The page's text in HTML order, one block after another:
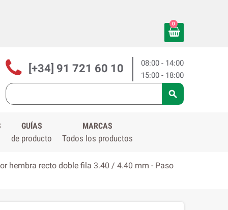
0
08:00 - 14:00
15:00 - 18:00
[+34] 91 721 60 10

GUÍAS
de producto
MARCAS
Todos los productos
hembra recto doble fila 3.40 / 4.40 mm - Paso